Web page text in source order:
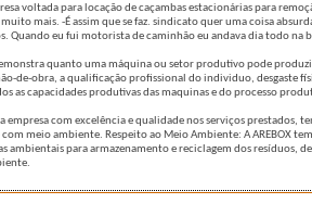
voltada para locação de caçambas estacionárias para
mais. -É assim que se faz. sindicato quer uma coisa
Quando eu fui motorista de caminhão eu andava dia todo na
quanto uma máquina ou setor produtivo pode
de-obra, a qualificação profissional do individuo, desgaste
as capacidades produtivas das maquinas e do processo
empresa com excelência e qualidade nos serviços
meio ambiente. Respeito ao Meio Ambiente: A AREBOX
ambientais para armazenamento e reciclagem dos resíduos,